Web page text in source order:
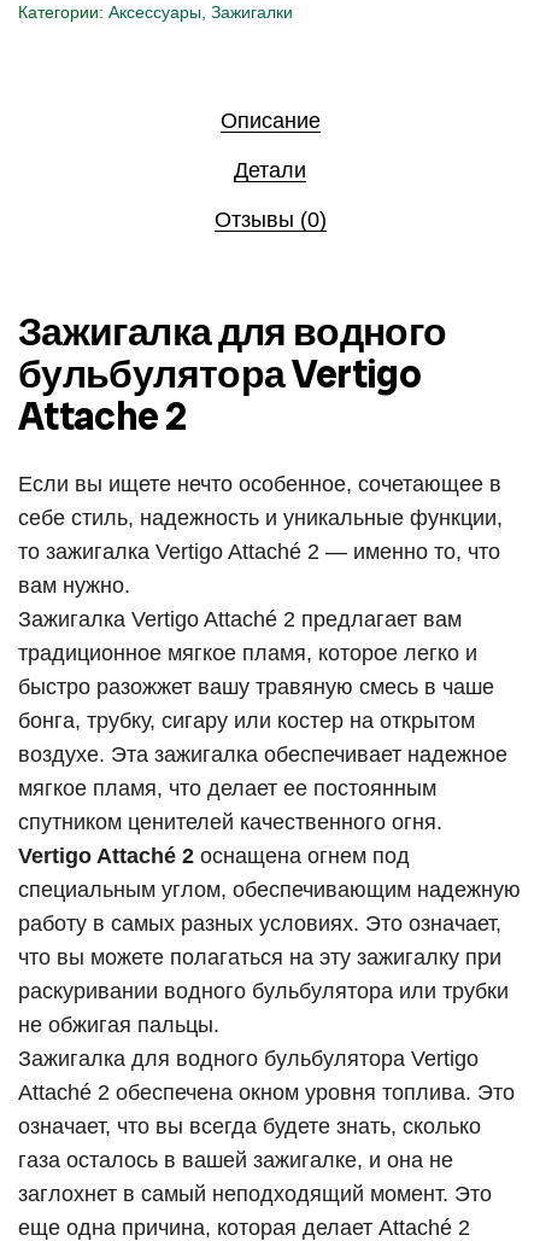
Категории: Аксессуары Зажигалки
Описание
Детали
Отзывы (0)
Зажигалка для водного
бульбулятора Vertigo
Attache 2
Если вы ищете нечто особенное, сочетающее в
себе стиль, надежность и уникальные функции,
то зажигалка Vertigo Attaché 2 — именно то, что
вам нужно.
Зажигалка Vertigo Attaché 2 предлагает вам
традиционное мягкое пламя, которое легко и
быстро разожжет вашу травяную смесь в чаше
бонга, трубку, сигару или костер на открытом
воздухе. Эта зажигалка обеспечивает надежное
мягкое пламя, что делает ее постоянным
спутником ценителей качественного огня.
Vertigo Attaché 2 оснащена огнем под
специальным углом, обеспечивающим надежную
работу в самых разных условиях. Это означает,
что вы можете полагаться на эту зажигалку при
раскуривании водного бульбулятора или трубки
не обжигая пальцы.
Зажигалка для водного бульбулятора Vertigo
Attaché 2 обеспечена окном уровня топлива. Это
означает, что вы всегда будете знать, сколько
газа осталось в вашей зажигалке, и она не
заглохнет в самый неподходящий момент. Это
еще одна причина, которая делает Attaché 2